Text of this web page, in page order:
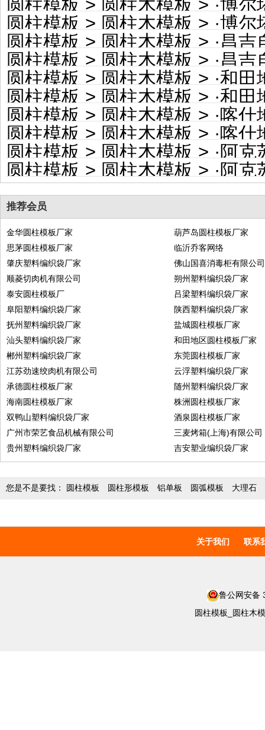
圆柱模板>圆柱木模板> ·博尔塔拉
圆柱模板>圆柱木模板> ·博尔塔
圆柱模板>圆柱木模板> ·昌吉自
圆柱模板>圆柱木模板> ·昌吉自
圆柱模板>圆柱木模板> ·和田地
圆柱模板>圆柱木模板> ·和田
圆柱模板>圆柱木模板> ·喀什地
圆柱模板>圆柱木模板> ·喀什
圆柱模板>圆柱木模板> ·阿克苏
圆柱模板>圆柱木模板> ·阿克苏
推荐会员
金华圆柱模板厂家
葫芦岛圆柱模板厂家
思茅圆柱模板厂家
临沂乔客网络
肇庆塑料编织袋厂家
佛山国喜消毒柜有限公司
顺菱切肉机有限公司
朔州塑料编织袋厂家
泰安圆柱模板厂
吕梁塑料编织袋厂家
阜阳塑料编织袋厂家
陕西塑料编织袋厂家
抚州塑料编织袋厂家
盐城圆柱模板厂家
汕头塑料编织袋厂家
和田地区圆柱模板厂家
郴州塑料编织袋厂家
东莞圆柱模板厂家
江苏劲速绞肉机有限公司
云浮塑料编织袋厂家
承德圆柱模板厂家
随州塑料编织袋厂家
海南圆柱模板厂家
株洲圆柱模板厂家
双鸭山塑料编织袋厂家
酒泉圆柱模板厂家
广州市荣艺食品机械有限公司
三麦烤箱(上海)有限公司
贵州塑料编织袋厂家
吉安塑业编织袋厂家
您是不是要找： 圆柱模板 圆柱形模板 铝单板 圆弧模板 大理石
关于我们 联系
鲁公网安备
圆柱模板_圆柱木